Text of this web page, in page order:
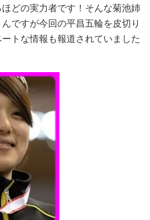
どの実力者です！そんな菊池姉
ですが今回の平昌五輪を皮切り
トな情報も報道されていました